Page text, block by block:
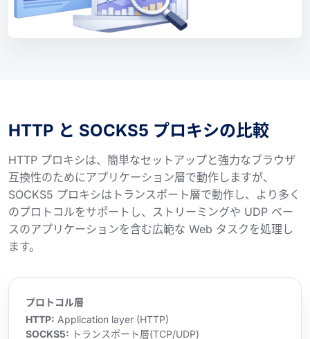
HTTP と SOCKS5 プロキシの比較
HTTP プロキシは、簡単なセットアップと強力なブラウザ
互換性のためにアプリケーション層で動作しますが、
SOCKS5 プロキシはトランスポート層で動作し、より多く
のプロトコルをサポートし、ストリーミングや UDP ベー
スのアプリケーションを含む広範な Web タスクを処理し
ます。
プロトコル層
HTTP: Application layer (HTTP)
SOCKS5: トランスポート層(TCP/UDP)